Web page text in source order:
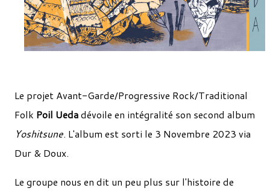
Le projet Avant-Garde/Progressive Rock/Traditional
Folk Poil Uedadévoile en intégralité son second album
Yoshitsune. L'album est sorti le 3 Novembre 2023 via
Dur & Doux.
Le groupe nous en dit un peu plus sur l'histoire de